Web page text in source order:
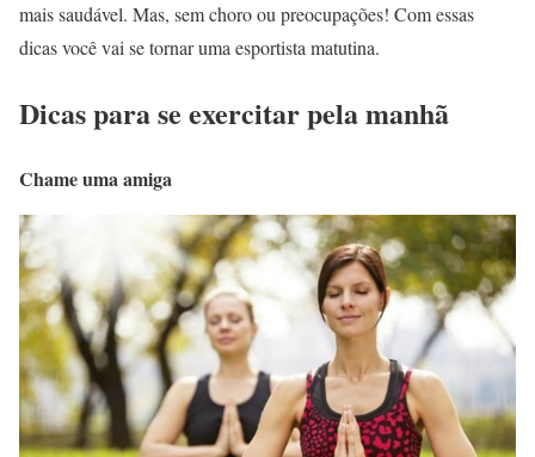
mais saudável. Mas, sem choro ou preocupações! Com essas
dicas você vai se tornar uma esportista matutina.
Dicas para se exercitar pela manhã
Chame uma amiga